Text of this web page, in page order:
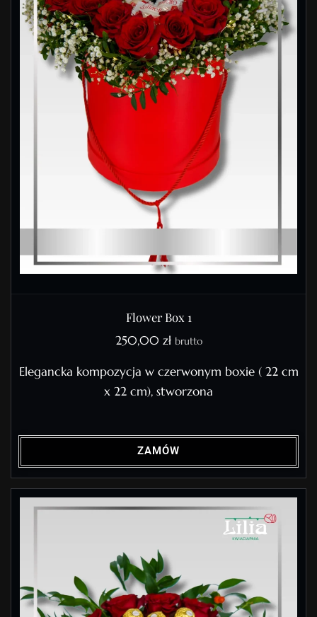
Flower Box 1
250,00 zł brutto
Elegancka kompozycja w czerwonym boxie ( 22 cm
x 22 cm), stworzona
ZAMÓW